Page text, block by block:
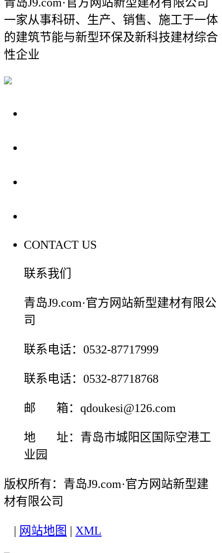
一家从事科研、生产、销售、施工于一体
的建筑节能与新型环保及新科技建材综合
性企业
CONTACT US
联系我们
青岛J9.com·官方网站新型建材有限公
司
联系电话：0532-87717999
联系电话：0532-87718768
邮 箱：qdoukesi@126.com
地 址：青岛市城阳区国际空港工
业园
版权所有：青岛J9.com·官方网站新型建
材有限公司
网站地图 XML